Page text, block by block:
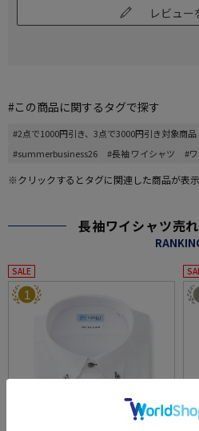
レビュー
#この商品に関するタグで探す
#2点で1000円引き、3点で3000円引き対象商
#summerbusiness26
#長袖 ワイシャツ #
※クリックするとタグに関連した商品が表示
長袖ワイシャツ売
SALE
1